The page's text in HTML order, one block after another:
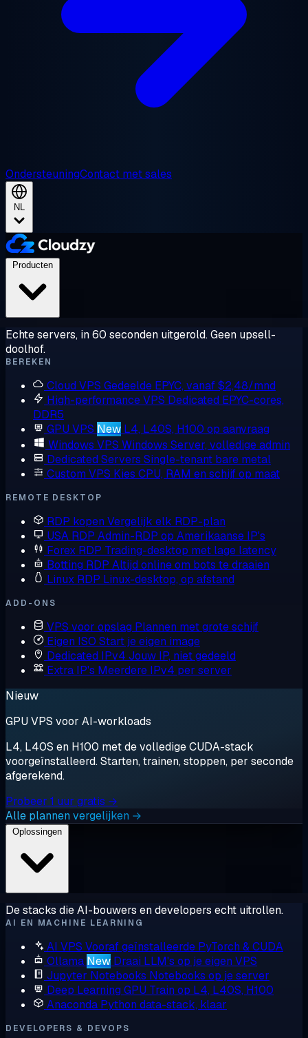
OndersteuningContact met sales
NL
Echte servers, in 60 seconden uitgerold. Geen upsell-
doolhof.
BEREKEN
Cloud VPS Gedeelde EPYC, vanaf $2,48/mnd
High-performance VPS Dedicated EPYC-cores,
DDR5
GPU VPS New L4, L40S, H100 op aanvraag
Windows VPS Windows Server, volledige admin
Dedicated Servers Single-tenant bare metal
Custom VPS Kies CPU, RAM en schijf op maat
REMOTE DESKTOP
RDP kopen Vergelijk elk RDP-plan
USA RDP Admin-RDP op Amerikaanse IP's
Forex RDP Trading-desktop met lage latency
Botting RDP Altijd online om bots te draaien
Linux RDP Linux-desktop, op afstand
ADD-ONS
VPS voor opslag Plannen met grote schijf
Eigen ISO Start je eigen image
Dedicated IPv4 Jouw IP, niet gedeeld
Extra IP's Meerdere IPv4 per server
Nieuw
GPU VPS voor AI-workloads
L4, L40S en H100 met de volledige CUDA-stack
voorgeïnstalleerd. Starten, trainen, stoppen, per seconde
afgerekend.
Probeer 1 uur gratis →
Alle plannen vergelijken →
De stacks die AI-bouwers en developers echt uitrollen.
AI EN MACHINE LEARNING
AI VPS Vooraf geïnstalleerde PyTorch & CUDA
Ollama New Draai LLM's op je eigen VPS
Jupyter Notebooks Notebooks op je server
Deep Learning GPU Train op L4, L40S, H100
Anaconda Python data-stack, klaar
DEVELOPERS & DEVOPS